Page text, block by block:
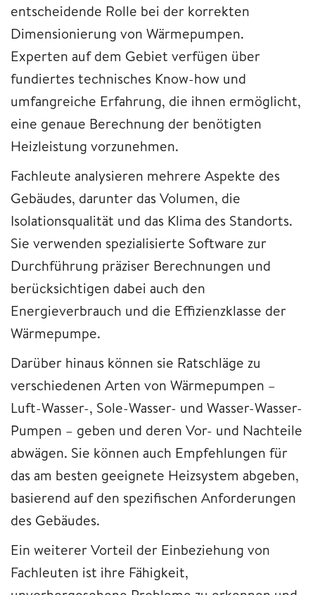
entscheidende Rolle bei der korrekten
Dimensionierung von Wärmepumpen.
Experten auf dem Gebiet verfügen über
fundiertes technisches Know-how und
umfangreiche Erfahrung, die ihnen ermöglicht,
eine genaue Berechnung der benötigten
Heizleistung vorzunehmen.
Fachleute analysieren mehrere Aspekte des
Gebäudes, darunter das Volumen, die
Isolationsqualität und das Klima des Standorts.
Sie verwenden spezialisierte Software zur
Durchführung präziser Berechnungen und
berücksichtigen dabei auch den
Energieverbrauch und die Effizienzklasse der
Wärmepumpe.
Darüber hinaus können sie Ratschläge zu
verschiedenen Arten von Wärmepumpen –
Luft-Wasser-, Sole-Wasser- und Wasser-Wasser-
Pumpen – geben und deren Vor- und Nachteile
abwägen. Sie können auch Empfehlungen für
das am besten geeignete Heizsystem abgeben,
basierend auf den spezifischen Anforderungen
des Gebäudes.
Ein weiterer Vorteil der Einbeziehung von
Fachleuten ist ihre Fähigkeit,